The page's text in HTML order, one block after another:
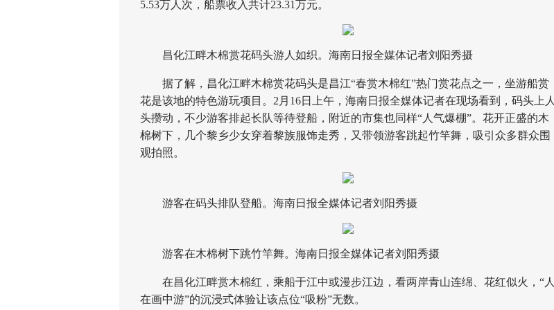
5.53万人次，船票收入共计23.31万元。
昌化江畔木棉赏花码头游人如织。海南日报全媒体记者刘阳秀摄
据了解，昌化江畔木棉赏花码头是昌江“春赏木棉红”热门赏花点之一，坐游船赏
花是该地的特色游玩项目。2月16日上午，海南日报全媒体记者在现场看到，码头上人
头攒动，不少游客排起长队等待登船，附近的市集也同样“人气爆棚”。花开正盛的木
棉树下，几个黎乡少女穿着黎族服饰走秀，又带领游客跳起竹竿舞，吸引众多群众围
观拍照。
游客在码头排队登船。海南日报全媒体记者刘阳秀摄
游客在木棉树下跳竹竿舞。海南日报全媒体记者刘阳秀摄
在昌化江畔赏木棉红，乘船于江中或漫步江边，看两岸青山连绵、花红似火，“人
在画中游”的沉浸式体验让该点位“吸粉”无数。